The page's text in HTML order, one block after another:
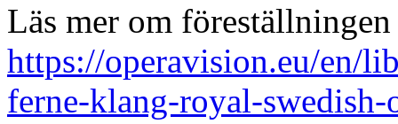
Läs mer om föreställningen
https://operavision.eu/en/
ferne-klang-royal-swedish-